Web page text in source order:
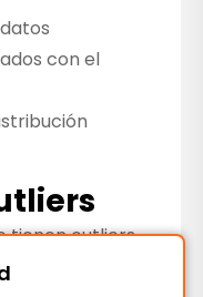
con el
tienen outliers.
mejor que